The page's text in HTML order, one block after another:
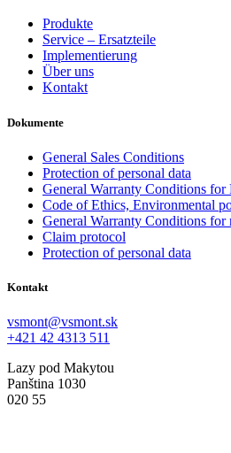
Produkte
Service – Ersatzteile
Implementierung
Über uns
Kontakt
Dokumente
General Sales Conditions
Protection of personal data
General Warranty Conditions for
Code of Ethics, Environmental
General Warranty Conditions for
Claim protocol
Protection of personal data
Kontakt
vsmont@vsmont.sk
+421 42 4313 511
Lazy pod Makytou
Panština 1030
020 55